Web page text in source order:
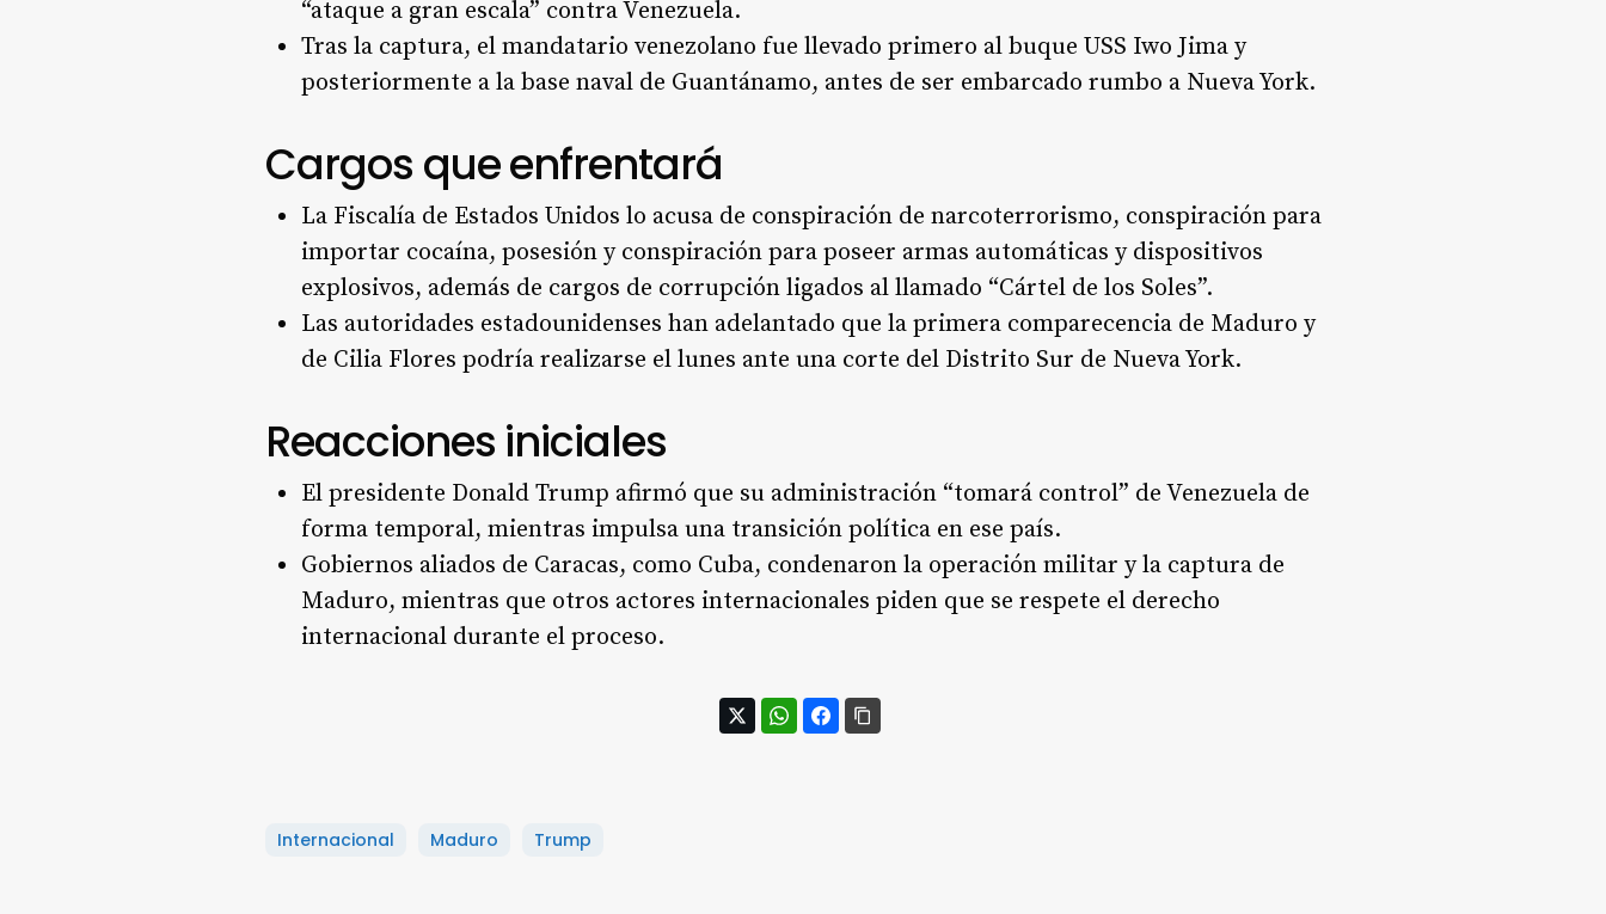
“ataque a gran escala” contra Venezuela.
Tras la captura, el mandatario venezolano fue llevado primero al buque USS Iwo Jima y
posteriormente a la base naval de Guantánamo, antes de ser embarcado rumbo a Nueva York.
Cargos que enfrentará
La Fiscalía de Estados Unidos lo acusa de conspiración de narcoterrorismo, conspiración para
importar cocaína, posesión y conspiración para poseer armas automáticas y dispositivos
explosivos, además de cargos de corrupción ligados al llamado “Cártel de los Soles”.
Las autoridades estadounidenses han adelantado que la primera comparecencia de Maduro y
de Cilia Flores podría realizarse el lunes ante una corte del Distrito Sur de Nueva York.
Reacciones iniciales
El presidente Donald Trump afirmó que su administración “tomará control” de Venezuela de
forma temporal, mientras impulsa una transición política en ese país.
Gobiernos aliados de Caracas, como Cuba, condenaron la operación militar y la captura de
Maduro, mientras que otros actores internacionales piden que se respete el derecho
internacional durante el proceso.
Internacional Maduro Trump